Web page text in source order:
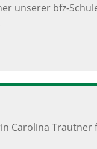
unserer bfz-
Carolina Trautner